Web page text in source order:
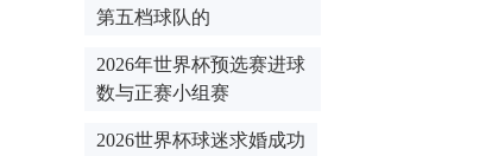
第五档球队的
2026年世界杯预选赛进球
数与正赛小组赛
2026世界杯球迷求婚成功